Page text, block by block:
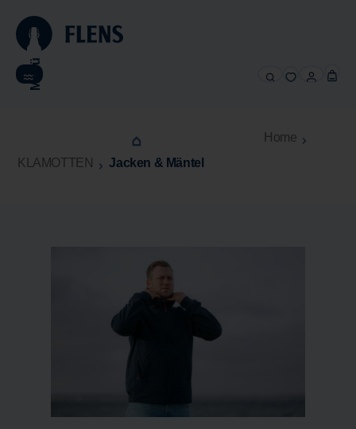
springen
Menü
Home
KLAMOTTEN
Jacken & Mäntel